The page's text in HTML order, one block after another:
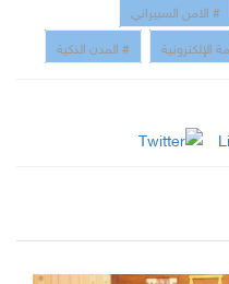
# الامن السبيراني
الإلكترونية # المدن الذكية